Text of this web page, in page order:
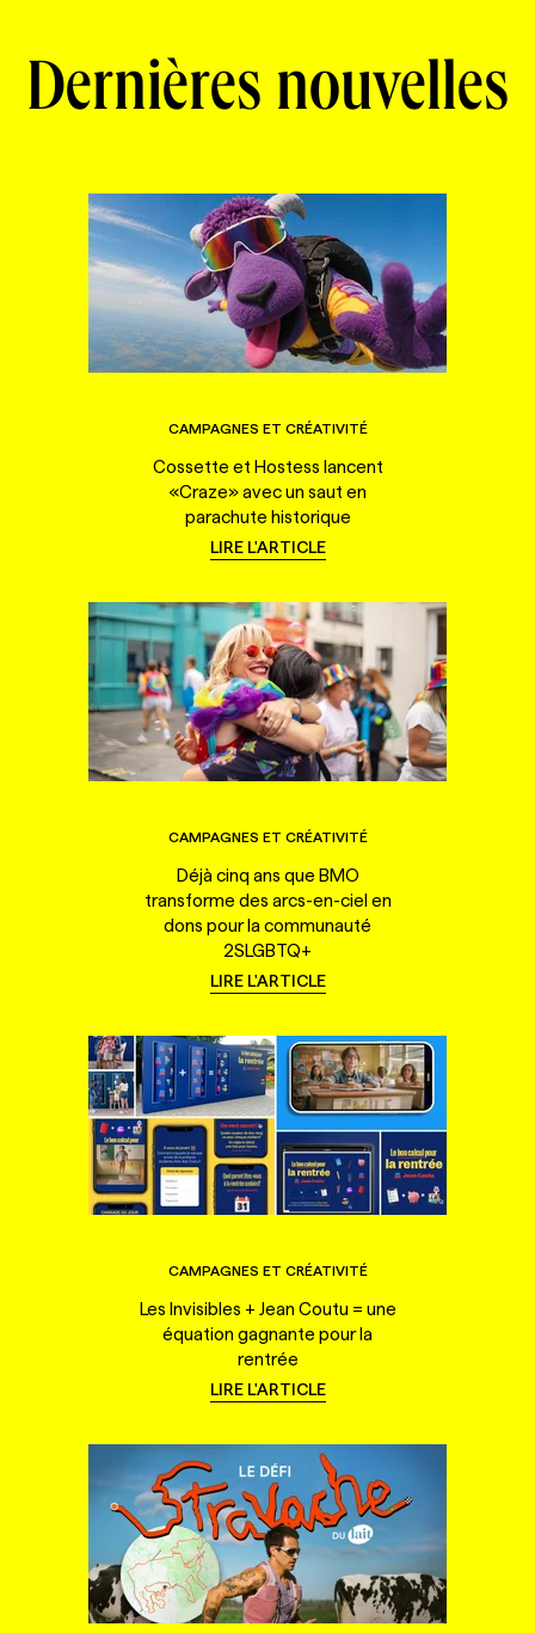
Dernières nouvelles
CAMPAGNES ET CRÉATIVITÉ
Cossette et Hostess lancent
«Craze» avec un saut en
parachute historique
LIRE L'ARTICLE
CAMPAGNES ET CRÉATIVITÉ
Déjà cinq ans que BMO
transforme des arcs-en-ciel en
dons pour la communauté
2SLGBTQ+
LIRE L'ARTICLE
CAMPAGNES ET CRÉATIVITÉ
Les Invisibles + Jean Coutu = une
équation gagnante pour la
rentrée
LIRE L'ARTICLE